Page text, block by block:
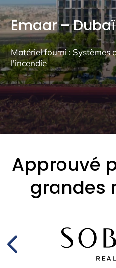
Emaar –
Matériel fourni : Systèmes
l'incendie
Approuvé
grandes